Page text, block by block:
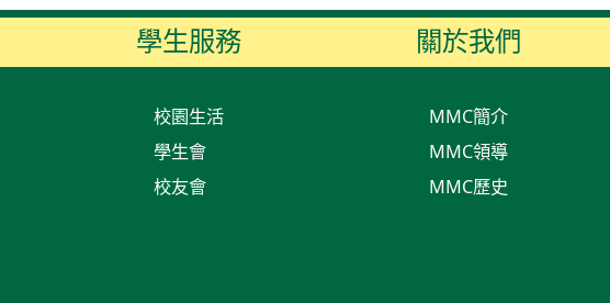
學生服務
校園生活
學生會
校友會
關於我們
MMC簡介
MMC領導
MMC歷史